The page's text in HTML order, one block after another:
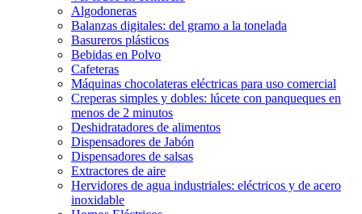
Algodoneras
Balanzas digitales: del gramo a la tonelada
Basureros plásticos
Bebidas en Polvo
Cafeteras
Máquinas chocolateras eléctricas para uso comercial
Creperas simples y dobles: lúcete con panqueques en
menos de 2 minutos
Deshidratadores de alimentos
Dispensadores de Jabón
Dispensadores de salsas
Extractores de aire
Hervidores de agua industriales: eléctricos y de acero
inoxidable